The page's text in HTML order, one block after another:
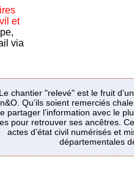
et
via
Le chantier "relevé" est le fruit
Qu’ils soient remerciés
partager l’information avec le
pour retrouver ses ancêtres.
actes d’état civil numérisés et
départementales